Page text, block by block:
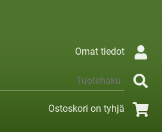
Omat tiedot
Ostoskori on tyhjä